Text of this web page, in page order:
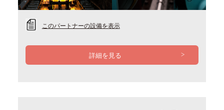
このパートナーの設備を表示
詳細を見る